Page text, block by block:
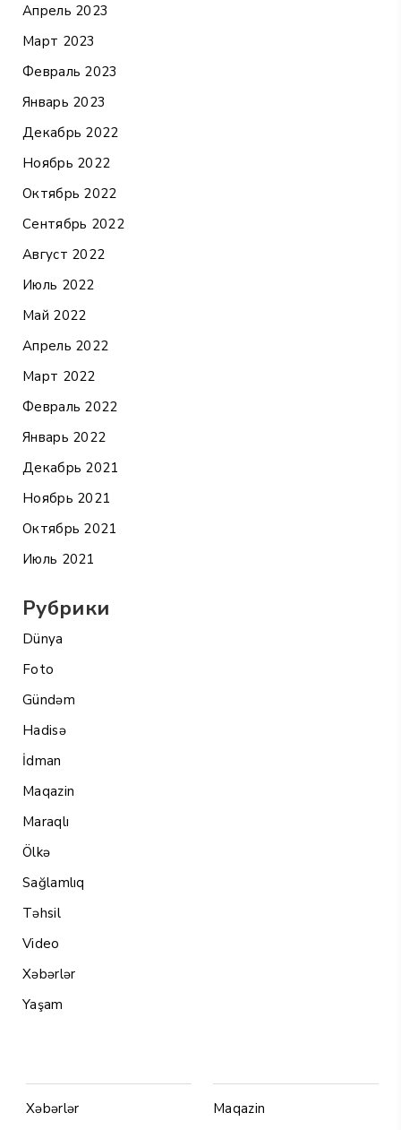
Апрель 2023
Март 2023
Февраль 2023
Январь 2023
Декабрь 2022
Ноябрь 2022
Октябрь 2022
Сентябрь 2022
Август 2022
Июль 2022
Май 2022
Апрель 2022
Март 2022
Февраль 2022
Январь 2022
Декабрь 2021
Ноябрь 2021
Октябрь 2021
Июль 2021
Рубрики
Dünya
Foto
Gündəm
Hadisə
İdman
Maqazin
Maraqlı
Ölkə
Sağlamlıq
Təhsil
Video
Xəbərlər
Yaşam
Xəbərlər Maqazin